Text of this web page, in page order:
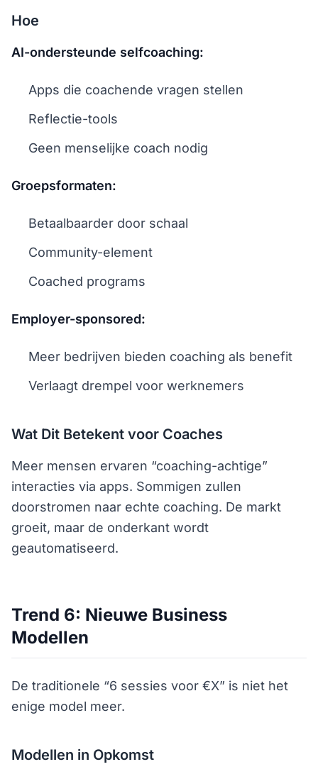
Hoe
AI-ondersteunde selfcoaching:
Apps die coachende vragen stellen
Reflectie-tools
Geen menselijke coach nodig
Groepsformaten:
Betaalbaarder door schaal
Community-element
Coached programs
Employer-sponsored:
Meer bedrijven bieden coaching als benefit
Verlaagt drempel voor werknemers
Wat Dit Betekent voor Coaches
Meer mensen ervaren “coaching-achtige”
interacties via apps. Sommigen zullen
doorstromen naar echte coaching. De markt
groeit, maar de onderkant wordt
geautomatiseerd.
Trend 6: Nieuwe Business
Modellen
De traditionele “6 sessies voor €X” is niet het
enige model meer.
Modellen in Opkomst